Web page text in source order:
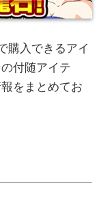
購入できるアイ
付随アイテ
をまとめてお